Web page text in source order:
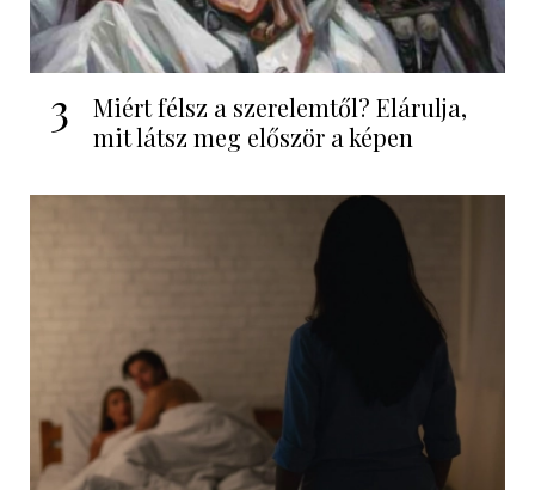
3
Miért félsz a szerelemtől? Elárulja,
mit látsz meg először a képen